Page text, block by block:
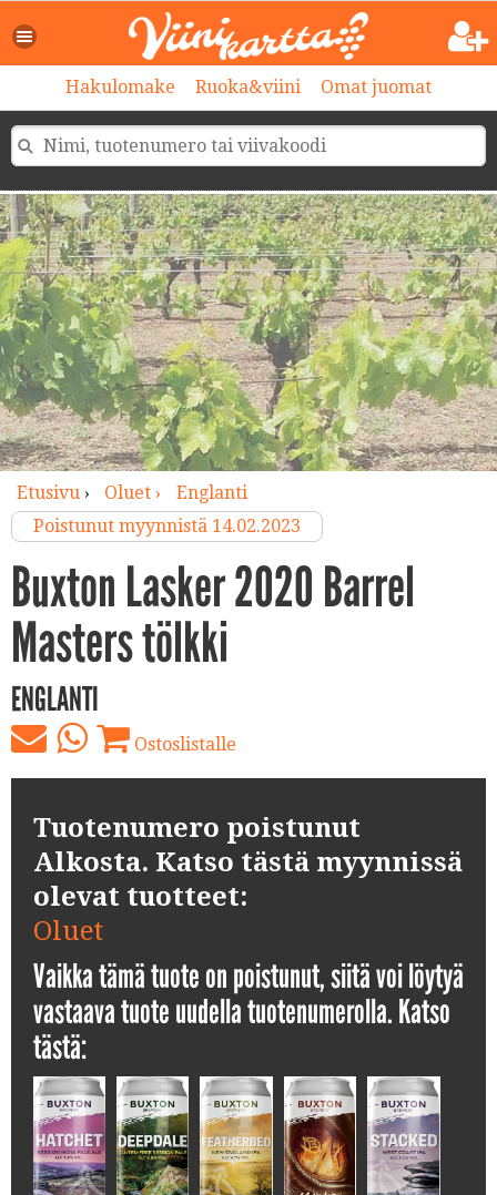
Hakulomake Ruoka&viini Omat juomat
Etusivu› Oluet ›
Englanti
Poistunut myynnistä 14.02.2023
Buxton Lasker 2020 Barrel
Masters tölkki
ENGLANTI
Ostoslistalle
Tuotenumero poistunut
Alkosta. Katso tästä myynnissä
olevat tuotteet:
Oluet
Vaikka tämä tuote on poistunut, siitä voi löytyä
vastaava tuote uudella tuotenumerolla. Katso
tästä: